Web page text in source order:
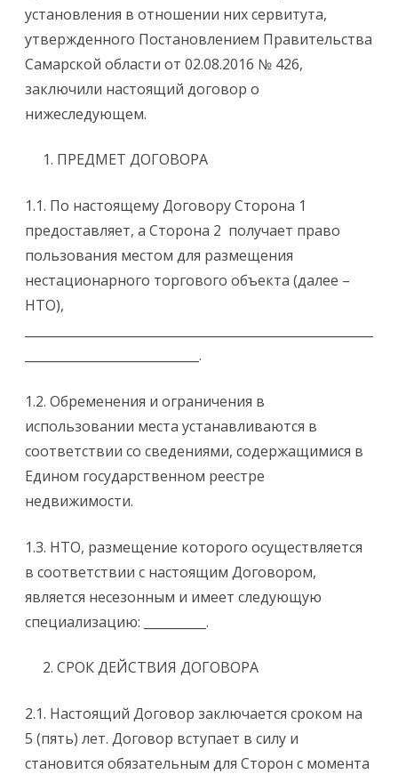
установления в отношении них сервитута,
утвержденного Постановлением Правительства
Самарской области от 02.08.2016 № 426,
заключили настоящий договор о
нижеследующем.
ПРЕДМЕТ ДОГОВОРА
1.1. По настоящему Договору Сторона 1
предоставляет, а Сторона 2 получает право
пользования местом для размещения
нестационарного торгового объекта (далее –
НТО),
____________________________.
1.2. Обременения и ограничения в
использовании места устанавливаются в
соответствии со сведениями, содержащимися в
Едином государственном реестре
недвижимости.
1.3. НТО, размещение которого осуществляется
в соответствии с настоящим Договором,
является несезонным и имеет следующую
специализацию: __________.
СРОК ДЕЙСТВИЯ ДОГОВОРА
2.1. Настоящий Договор заключается сроком на
5 (пять) лет. Договор вступает в силу и
становится обязательным для Сторон с момента